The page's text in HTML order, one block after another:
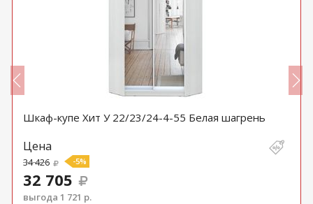
Шкаф-купе Хит У 22/23/24-4-55 Белая шагрень
Цена
34 426 -5%
32 705
выгода 1 721 р.